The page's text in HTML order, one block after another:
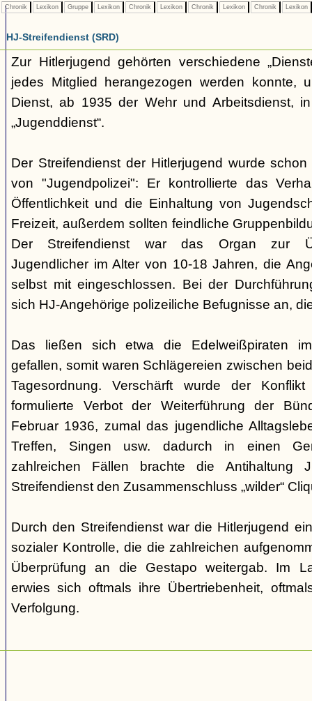
Chronik Lexikon Gruppe Lexikon Chronik Lexikon Chronik Lexikon Chronik Lexikon
HJ-Streifendienst (SRD)
Zur Hitlerjugend gehörten verschiedene
jedes Mitglied herangezogen werden konnte,
Dienst, ab 1935 der Wehr und Arbeitsdienst,
„Jugenddienst“.
Der Streifendienst der Hitlerjugend wurde
von "Jugendpolizei": Er kontrollierte das
Öffentlichkeit und die Einhaltung von
Freizeit, außerdem sollten feindliche
Der Streifendienst war das Organ zur
Jugendlicher im Alter von 10-18 Jahren, die
selbst mit eingeschlossen. Bei der
sich HJ-Angehörige polizeiliche Befugnisse an,
Das ließen sich etwa die Edelweißpiraten
gefallen, somit waren Schlägereien zwischen
Tagesordnung. Verschärft wurde der
formulierte Verbot der Weiterführung der
Februar 1936, zumal das jugendliche
Treffen, Singen usw. dadurch in einen
zahlreichen Fällen brachte die Antihaltung
Streifendienst den Zusammenschluss „wilder“
Durch den Streifendienst war die Hitlerjugend
sozialer Kontrolle, die die zahlreichen
Überprüfung an die Gestapo weitergab. Im
erwies sich oftmals ihre Übertriebenheit,
Verfolgung.